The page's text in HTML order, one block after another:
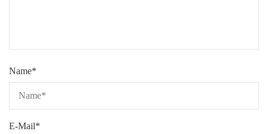
Name*
E-Mail*